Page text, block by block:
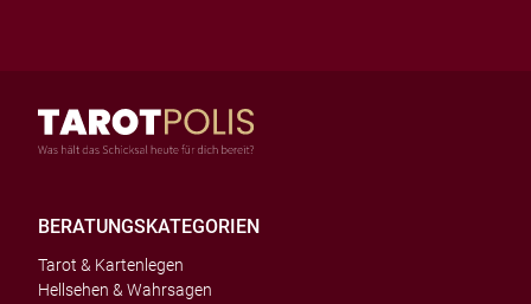
BERATUNGSKATEGORIEN
Tarot & Kartenlegen
Hellsehen & Wahrsagen